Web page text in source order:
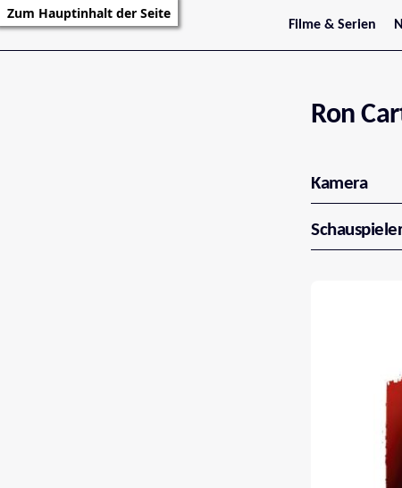
Zum Hauptinhalt der Seite
Filme & Serien
Trailer
Serienarchiv
Ron
Kamera